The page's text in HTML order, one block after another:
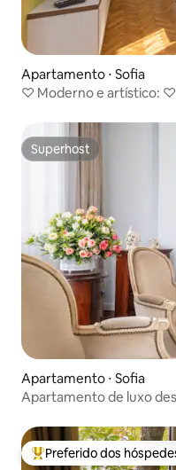
Apartamento ⋅ Sofia
♡ Moderno e artístico: ♡
Superhost
Superhost
Apartamento ⋅ Sofia
Apartamento de luxo
Entre os melhores
Preferido dos